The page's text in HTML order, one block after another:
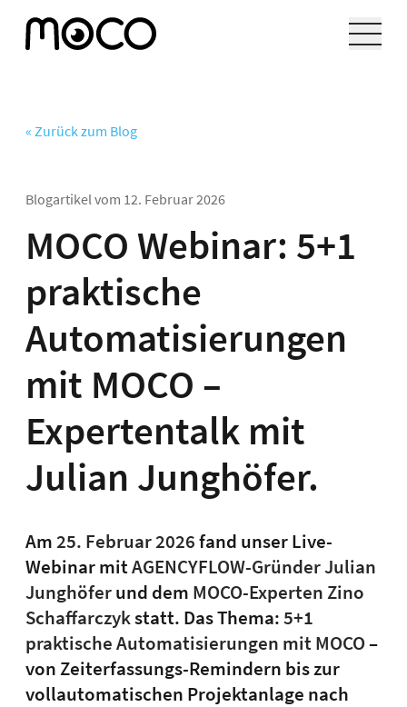
« Zurück zum Blog
Blogartikel vom 12. Februar 2026
MOCO Webinar: 5+1
praktische
Automatisierungen
mit MOCO –
Expertentalk mit
Julian Junghöfer.
Am25. Februar 2026fand unser Live-
Webinar mitAGENCYFLOW-Gründer Julian
Junghöferund dem MOCO-Experten Zino
Schaffarczykstatt. Das Thema:5+1
praktische Automatisierungen mit MOCO–
von Zeiterfassungs-Remindern bis zur
vollautomatischen Projektanlage nach